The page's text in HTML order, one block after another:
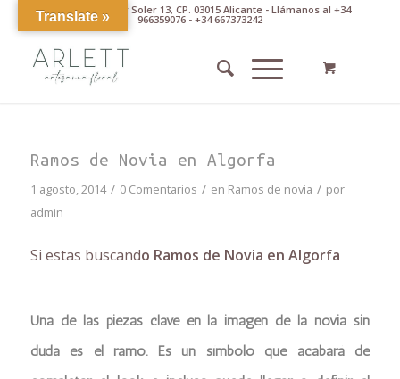
Av. Pintor Xavier Soler 13, CP. 03015 Alicante - Llámanos al +34
966359076 - +34 667373242
Ramos de Novia en Algorfa
1 agosto, 2014 / 0 Comentarios / en Ramos de novia / por
admin
Si estas buscando Ramos de Novia en Algorfa
Una de las piezas clave en la imagen de la novia sin
duda es el ramo. Es un símbolo que acabará de
Translate »